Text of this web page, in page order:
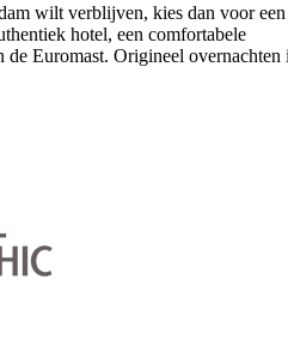
wilt verblijven, kies dan voor een
hotel, een comfortabele
Euromast. Origineel overnachten